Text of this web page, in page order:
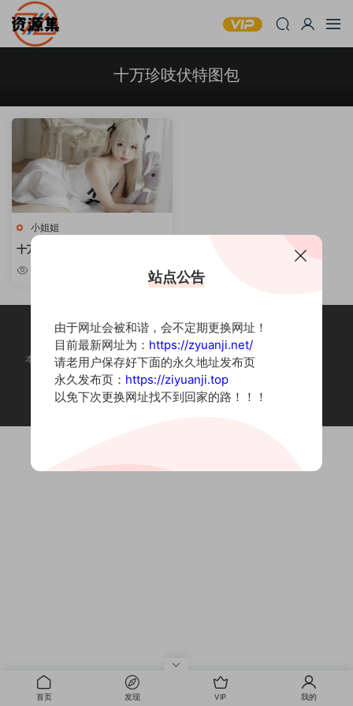
十万珍吱伏特图包
小姐姐
十万珍吱伏特 – 写真资源合集 [持
续更新]
本站为摄影写真图片网站，内容来自网络收集整理，仅作个人学习使用。
如有违法内容请联系删除
Copyright © 2022 资源集
首页 发现 VIP 我的
站点公告
由于网址会被和谐，会不定期更换网址！
目前最新网址为： https://zyuanji.net/
请老用户保存好下面的永久地址发布页
永久发布页： https://ziyuanji.top
以免下次更换网址找不到回家的路！！！